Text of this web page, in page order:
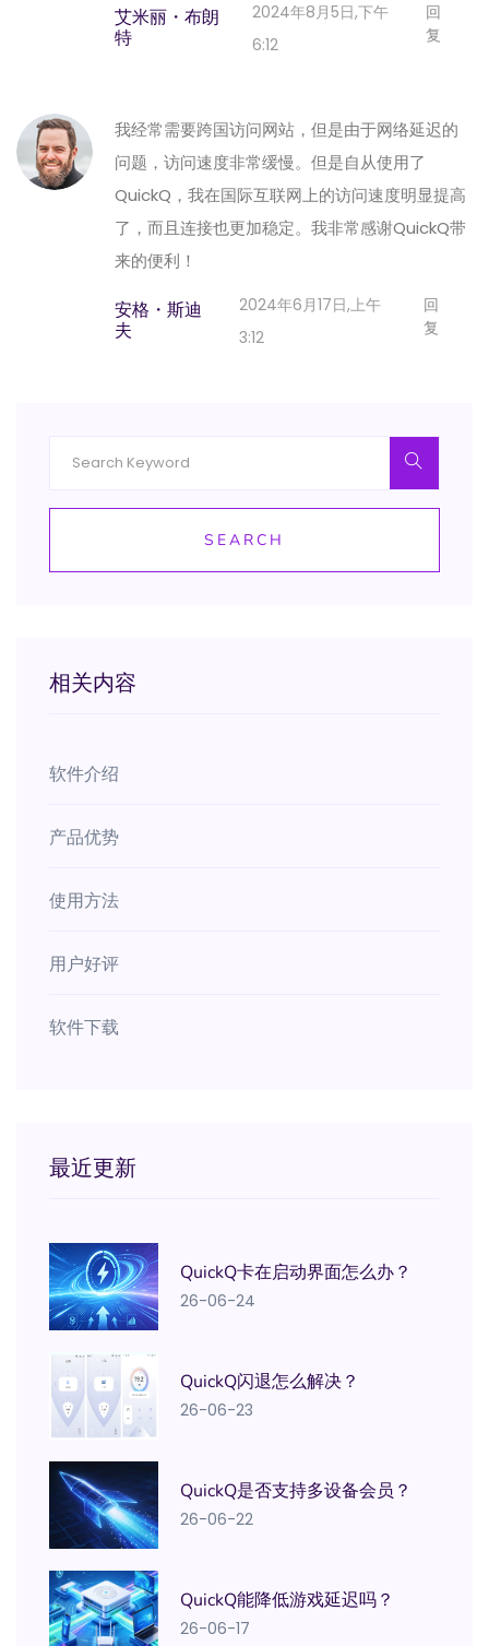
艾米丽・布朗
特
2024年8月5日,下午
6:12
回
复
我经常需要跨国访问网站，但是由于网络延迟的
问题，访问速度非常缓慢。但是自从使用了
QuickQ，我在国际互联网上的访问速度明显提高
了，而且连接也更加稳定。我非常感谢QuickQ带
来的便利！
安格・斯迪
夫
2024年6月17日,上午
3:12
回
复
SEARCH
相关内容
软件介绍
产品优势
使用方法
用户好评
软件下载
最近更新
QuickQ卡在启动界面怎么办？
26-06-24
QuickQ闪退怎么解决？
26-06-23
QuickQ是否支持多设备会员？
26-06-22
QuickQ能降低游戏延迟吗？
26-06-17